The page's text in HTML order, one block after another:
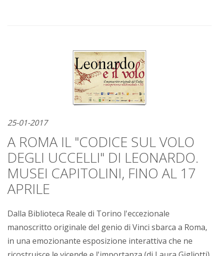
25-01-2017
A ROMA IL "CODICE SUL VOLO
DEGLI UCCELLI" DI LEONARDO.
MUSEI CAPITOLINI, FINO AL 17
APRILE
Dalla Biblioteca Reale di Torino l'eccezionale
manoscritto originale del genio di Vinci sbarca a Roma,
in una emozionante esposizione interattiva che ne